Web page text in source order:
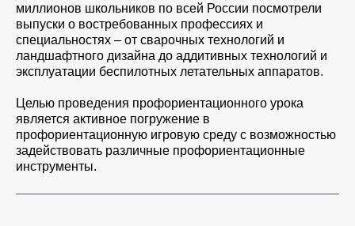
миллионов школьников по всей России посмотрели
выпуски о востребованных профессиях и
специальностях – от сварочных технологий и
ландшафтного дизайна до аддитивных технологий и
эксплуатации беспилотных летательных аппаратов.
Целью проведения профориентационного урока
является активное погружение в
профориентационную игровую среду с возможностью
задействовать различные профориентационные
инструменты.